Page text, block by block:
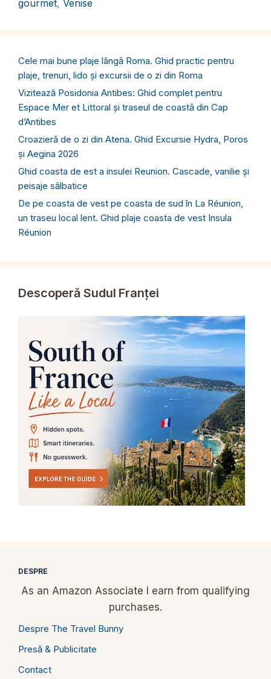
gourmet, Venise
Cele mai bune plaje lângă Roma. Ghid practic pentru
plaje, trenuri, lido și excursii de o zi din Roma
Vizitează Posidonia Antibes: Ghid complet pentru
Espace Mer et Littoral și traseul de coastă din Cap
d’Antibes
Croazieră de o zi din Atena. Ghid Excursie Hydra, Poros
și Aegina 2026
Ghid coasta de est a insulei Reunion. Cascade, vanilie și
peisaje sălbatice
De pe coasta de vest pe coasta de sud în La Réunion,
un traseu local lent. Ghid plaje coasta de vest Insula
Réunion
Descoperă Sudul Franței
DESPRE
As an Amazon Associate I earn from qualifying
purchases.
Despre The Travel Bunny
Presă & Publicitate
Contact